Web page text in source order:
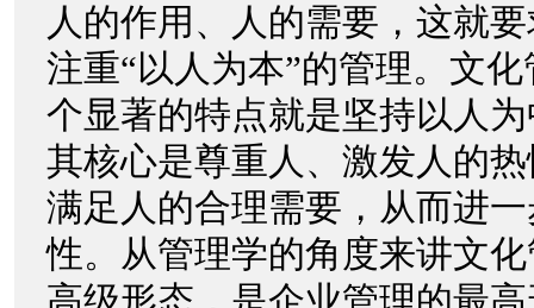
人的作用、人的需要，这就
注重“以人为本”的管理。文
个显著的特点就是坚持以人
其核心是尊重人、激发人的
满足人的合理需要，从而进
性。从管理学的角度来讲文